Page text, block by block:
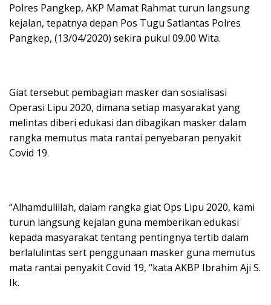
Polres Pangkep, AKP Mamat Rahmat turun langsung
kejalan, tepatnya depan Pos Tugu Satlantas Polres
Pangkep, (13/04/2020) sekira pukul 09.00 Wita.
Giat tersebut pembagian masker dan sosialisasi
Operasi Lipu 2020, dimana setiap masyarakat yang
melintas diberi edukasi dan dibagikan masker dalam
rangka memutus mata rantai penyebaran penyakit
Covid 19.
“Alhamdulillah, dalam rangka giat Ops Lipu 2020, kami
turun langsung kejalan guna memberikan edukasi
kepada masyarakat tentang pentingnya tertib dalam
berlalulintas sert penggunaan masker guna memutus
mata rantai penyakit Covid 19, “kata AKBP Ibrahim Aji S.
Ik.